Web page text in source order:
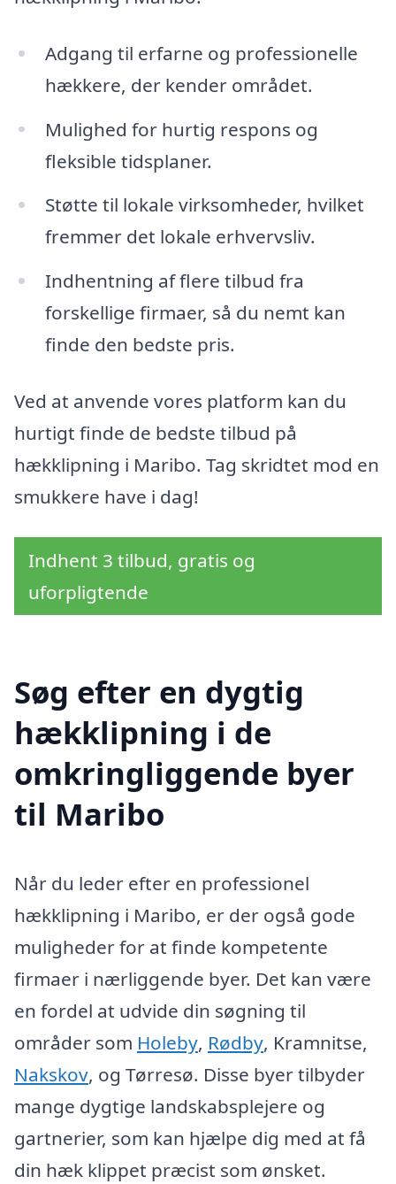
Adgang til erfarne og professionelle
hækkere, der kender området.
Mulighed for hurtig respons og
fleksible tidsplaner.
Støtte til lokale virksomheder, hvilket
fremmer det lokale erhvervsliv.
Indhentning af flere tilbud fra
forskellige firmaer, så du nemt kan
finde den bedste pris.
Ved at anvende vores platform kan du
hurtigt finde de bedste tilbud på
hækklipning i Maribo. Tag skridtet mod en
smukkere have i dag!
Indhent 3 tilbud, gratis og
uforpligtende
Søg efter en dygtig
hækklipning i de
omkringliggende byer
til Maribo
Når du leder efter en professionel
hækklipning i Maribo, er der også gode
muligheder for at finde kompetente
firmaer i nærliggende byer. Det kan være
en fordel at udvide din søgning til
områder som Holeby, Rødby, Kramnitse,
Nakskov, og Tørresø. Disse byer tilbyder
mange dygtige landskabsplejere og
gartnerier, som kan hjælpe dig med at få
din hæk klippet præcist som ønsket.